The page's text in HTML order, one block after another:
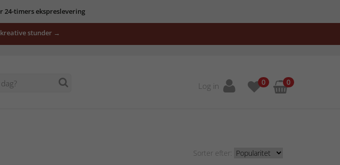
timers ekspreslevering
stunder →
Log in 0 0
Sorter efter: